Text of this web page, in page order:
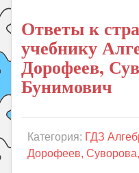
Книги
Рукоделие
Подготовка к
Уроки
Праздники
Ответы к
учебнику
Дорофеев,
Бунимович
Категория: ГДЗ
Дорофеев,